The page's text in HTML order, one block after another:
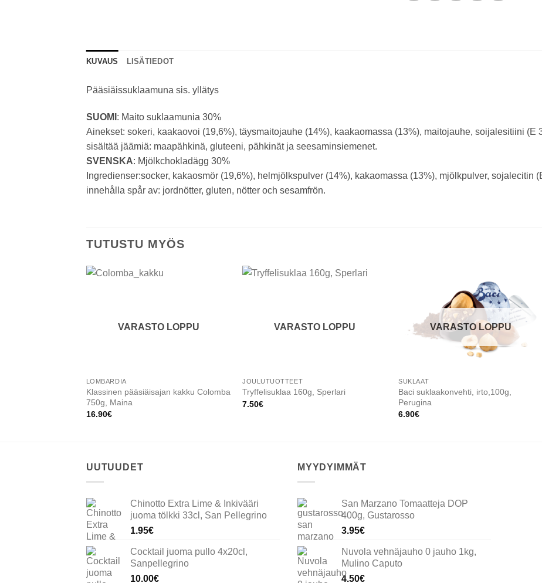
KUVAUS LISÄTIEDOT
Pääsiäissuklaamuna sis. yllätys
SUOMI : Maito suklaamunia 30%
Ainekset: sokeri, kaakaovoi (19,6%), täysmaitojauhe (14%), kaakaomassa (13%), maitojauhe, soijalesitiini (E
sisältää jäämiä: maapähkinä, gluteeni, pähkinät ja seesaminsiemenet.
SVENSKA: Mjölkchokladägg 30%
Ingredienser:socker, kakaosmör (19,6%), helmjölkspulver (14%), kakaomassa (13%), mjölkpulver, sojalecitin
innehålla spår av: jordnötter, gluten, nötter och sesamfrön.
TUTUSTU MYÖS
VARASTO LOPPU
LOMBARDIA
Klassinen pääsiäisajan kakku Colomba
750g, Maina
16.90€
VARASTO LOPPU
JOULUTUOTTEET
Tryffelisuklaa 160g, Sperlari
7.50€
Add to
wishlist
VARASTO LOPPU
SUKLAAT
Baci suklaakonvehti, irto,100g,
Perugina
6.90€
UUTUUDET
Chinotto Extra Lime & Inkivääri
juoma tölkki 33cl, San Pellegrino
1.95€
Cocktail juoma pullo 4x20cl,
Sanpellegrino
10.00€
MYYDYIMMÄT
San Marzano Tomaatteja DOP
400g, Gustarosso
3.95€
Nuvola vehnäjauho 0 jauho 1kg,
Mulino Caputo
4.50€